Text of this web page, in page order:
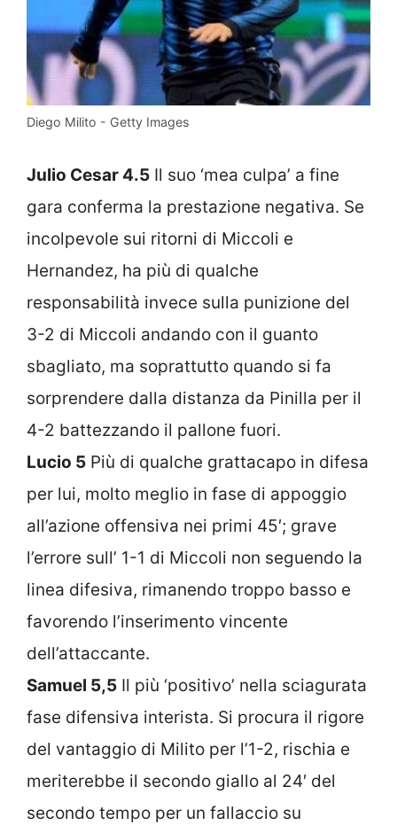
Diego Milito - Getty Images
Julio Cesar 4.5 Il suo ‘mea culpa’ a fine
gara conferma la prestazione negativa. Se
incolpevole sui ritorni di Miccoli e
Hernandez, ha più di qualche
responsabilità invece sulla punizione del
3-2 di Miccoli andando con il guanto
sbagliato, ma soprattutto quando si fa
sorprendere dalla distanza da Pinilla per il
4-2 battezzando il pallone fuori.
Lucio 5 Più di qualche grattacapo in difesa
per lui, molto meglio in fase di appoggio
all’azione offensiva nei primi 45′; grave
l’errore sull’ 1-1 di Miccoli non seguendo la
linea difesiva, rimanendo troppo basso e
favorendo l’inserimento vincente
dell’attaccante.
Samuel 5,5 Il più ‘positivo’ nella sciagurata
fase difensiva interista. Si procura il rigore
del vantaggio di Milito per l’1-2, rischia e
meriterebbe il secondo giallo al 24′ del
secondo tempo per un fallaccio su